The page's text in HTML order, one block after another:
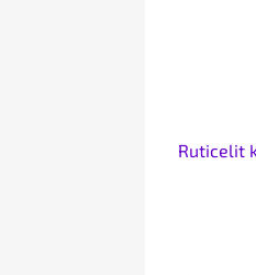
Ruticelit